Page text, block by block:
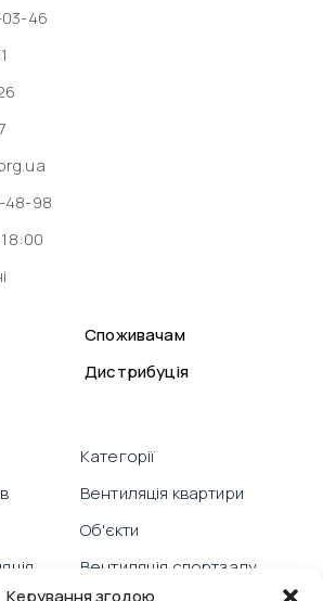
Керування згодою
46
48-98
Споживачам
Дистрибуція
Категорії
Вентиляція квартири
Об'єкти
Вентиляція спортзалу